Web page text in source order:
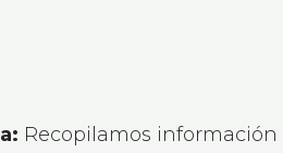
Recopilamos